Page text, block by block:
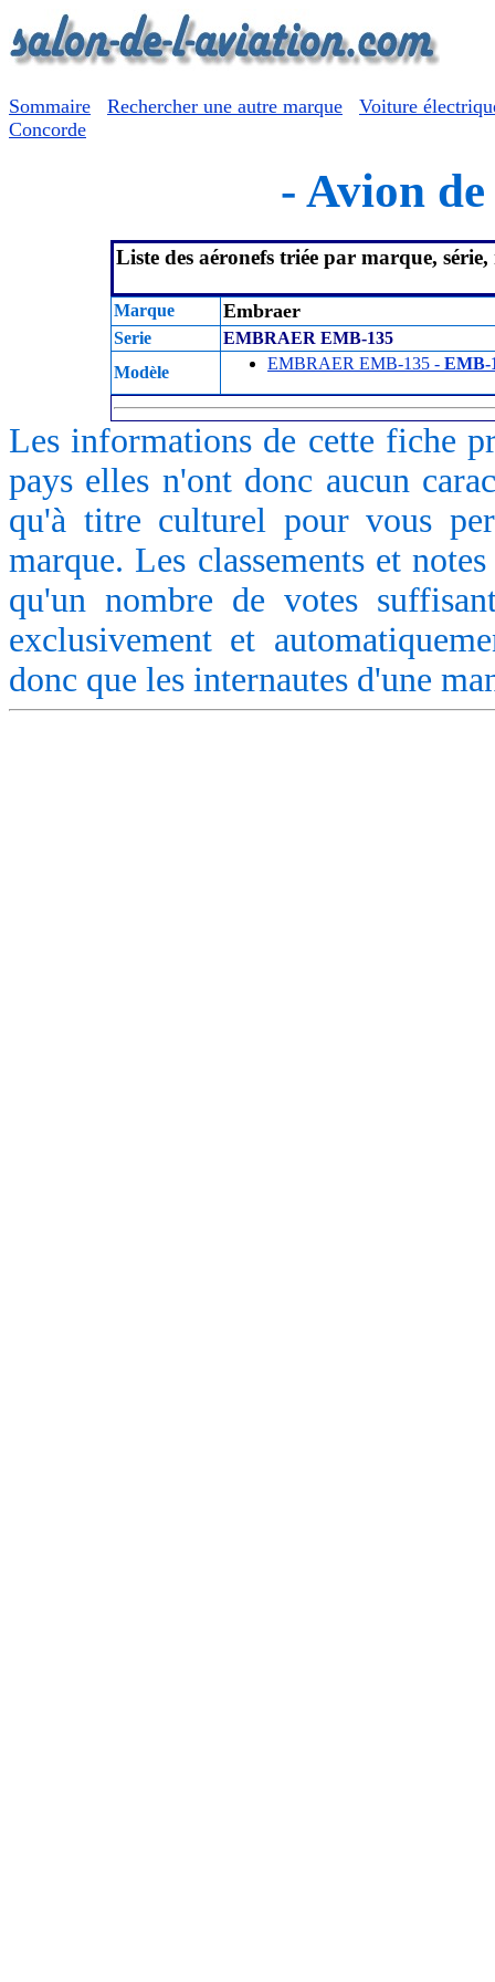
Sommaire Rechercher une autre marque
Voiture
Concorde
- Avion
Liste des aéronefs triée par marque, série,
Marque Embraer
Serie
EMBRAER EMB-135
Modèle
EMBRAER EMB-135 - EMB-
Les informations de cette fiche
pays elles n'ont donc aucun
qu'à titre culturel pour vous
marque. Les classements et
qu'un nombre de votes
exclusivement et
donc que les internautes d'une